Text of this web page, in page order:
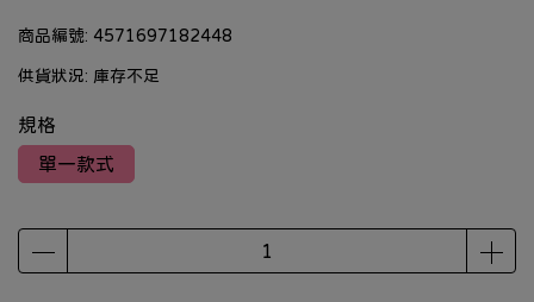
商品編號: 4571697182448
供貨狀況: 庫存不足
規格
單一款式